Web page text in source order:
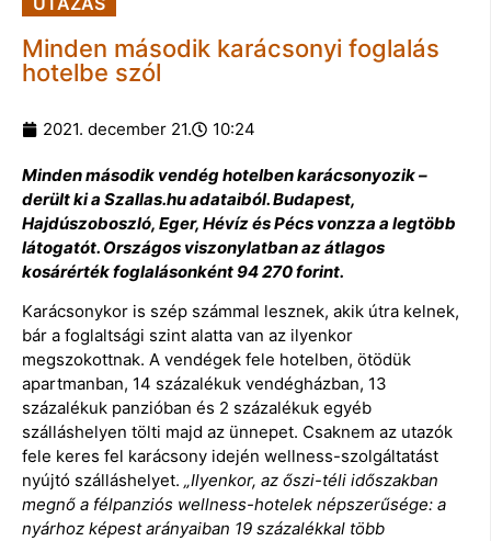
Minden második karácsonyi foglalás
hotelbe szól
2021. december 21. 10:24
Minden második vendég hotelben karácsonyozik –
derült ki a Szallas.hu adataiból. Budapest,
Hajdúszoboszló, Eger, Hévíz és Pécs vonzza a legtöbb
látogatót. Országos viszonylatban az átlagos
kosárérték foglalásonként 94 270 forint.
Karácsonykor is szép számmal lesznek, akik útra kelnek,
bár a foglaltsági szint alatta van az ilyenkor
megszokottnak. A vendégek fele hotelben, ötödük
apartmanban, 14 százalékuk vendégházban, 13
százalékuk panzióban és 2 százalékuk egyéb
szálláshelyen tölti majd az ünnepet. Csaknem az utazók
fele keres fel karácsony idején wellness-szolgáltatást
nyújtó szálláshelyet. „Ilyenkor, az őszi-téli időszakban
megnő a félpanziós wellness-hotelek népszerűsége: a
nyárhoz képest arányaiban 19 százalékkal több